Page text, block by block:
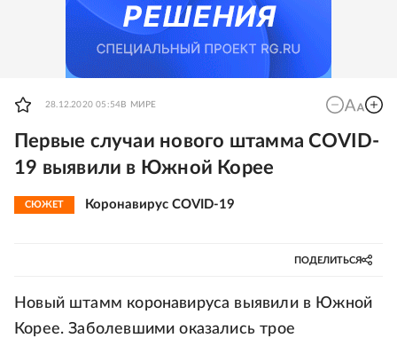
28.12.2020 05:54 В МИРЕ
Первые случаи нового штамма COVID-
19 выявили в Южной Корее
СЮЖЕТ Коронавирус COVID-19
ПОДЕЛИТЬСЯ
Новый штамм коронавируса выявили в Южной
Корее. Заболевшими оказались трое